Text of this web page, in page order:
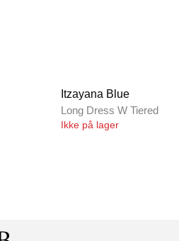
Itzayana Blue
Long Dress W Tiered
Ikke på lager